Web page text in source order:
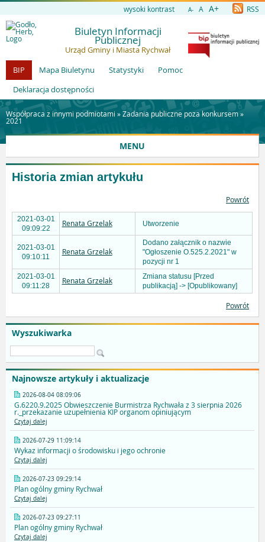
wysoki kontrast A- A A+ RSS
Biuletyn Informacji
Publicznej
Urząd Gminy i Miasta Rychwał
BIP
Mapa Biuletynu Statystyki
Pomoc
Deklaracja dostępności
Współpraca z innymi podmiotami »Zadania publiczne poza konkursem»
2021
MENU
Wyszukiwarka
Najnowsze artykuły i aktualizacje
2026-08-04 08:09:06
G.6220.9.2025 Obwieszczenie Burmistrza Rychwała z 3 sierpnia 2026
r._przekazanie uzupełnienia KIP organom opiniującym
Czytaj dalej
2026-07-29 11:09:14
Wykaz informacji o środowisku i jego ochronie
Czytaj dalej
2026-07-23 09:29:14
Plan ogólny gminy Rychwał
Czytaj dalej
2026-07-23 09:27:11
Plan ogólny gminy Rychwał
Czytaj dalej
Historia zmian artykułu
Powrót
2021-03-01
09:09:22
Renata Grzelak Utworzenie
2021-03-01
09:10:11
Renata Grzelak
Dodano załącznik o nazwie
"Ogłoszenie O.525.2.2021" w
pozycji nr 1
2021-03-01
09:11:28
Renata Grzelak
Zmiana statusu [Przed
publikacją] -> [Opublikowany]
Powrót